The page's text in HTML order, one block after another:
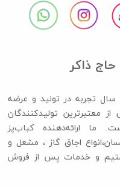
حاج ذاکر
گروه صنعتی و بازرگانی حاج ذاکر با 20 سال تجربه در تولید و عرضه
معتبرترین تولیدکنندگان
ما ارائه‌دهنده کباب‌پز
اجاق گاز ،​​​​​​​ مشعل و
و خدمات پس از فروش